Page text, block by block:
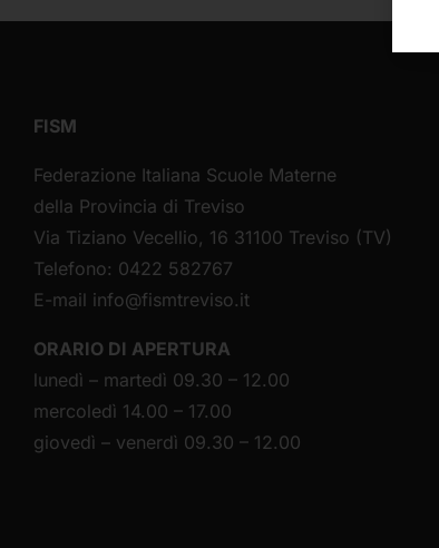
FISM
Federazione Italiana Scuole Materne
della Provincia di Treviso
Via Tiziano Vecellio, 16 31100 Treviso (TV)
Telefono: 0422 582767
E-mail info@fismtreviso.it
ORARIO DI APERTURA
lunedì – martedì 09.30 – 12.00
mercoledì 14.00 – 17.00
giovedì – venerdì 09.30 – 12.00